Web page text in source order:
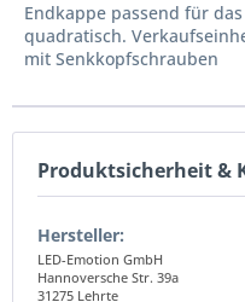
Endkappe passend für
quadratisch.
mit Senkkopfschrauben
Produktsicherheit &
Hersteller:
LED-Emotion GmbH
Hannoversche Str. 39a
31275 Lehrte